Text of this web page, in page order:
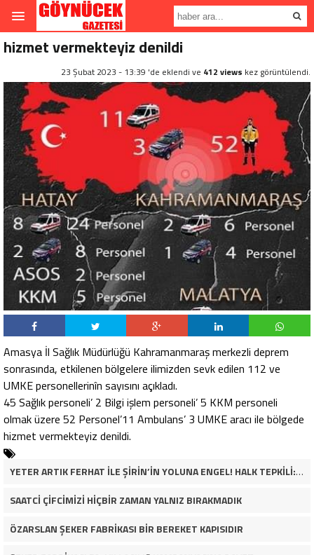
hizmet vermekteyiz denildi
23 Şubat 2023 - 13:39 'de eklendi ve 412 views kez görüntülendi.
Amasya İl Sağlık Müdürlüğü Kahramanmaraş merkezli deprem
sonrasında, etkilenen bölgelere ilimizden sevk edilen 112 ve
UMKE personellerinîn sayısını açıkladı.
45 Sağlık personeli’ 2 Bilgi işlem personeli’ 5 KKM personeli
olmak üzere 52 Personel’11 Ambulans’ 3 UMKE aracı ile bölgede
hizmet vermekteyiz denildi.
YETER ARTIK FERHAT İLE ŞİRİN’İN YOLUNA ENGEL! HALK TEPKİLİ: “YOLU KAPATMAK ÇÖZÜM DEĞİL, GÖREVİNİ YAP!”
SAATCİ ÇİFCİMİZİ HİÇBİR ZAMAN YALNIZ BIRAKMADIK
ÖZARSLAN ŞEKER FABRİKASI BİR BEREKET KAPISIDIR